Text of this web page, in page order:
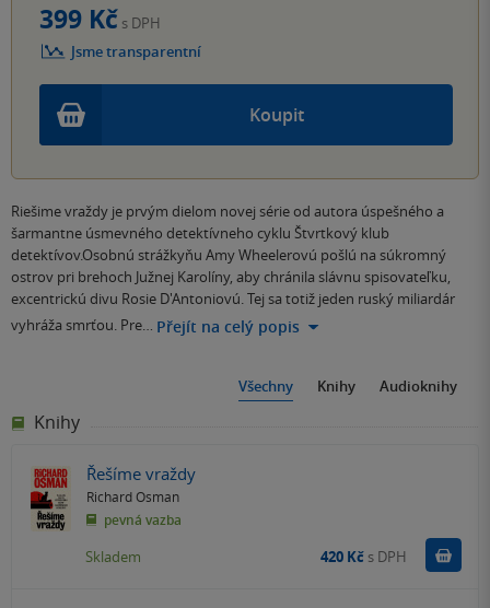
Koupit
399 Kč s DPH
Jsme transparentní
Riešime vraždy je prvým dielom novej série od autora úspešného a
šarmantne úsmevného detektívneho cyklu Štvrtkový klub
detektívov.Osobnú strážkyňu Amy Wheelerovú pošlú na súkromný
ostrov pri brehoch Južnej Karolíny, aby chránila slávnu spisovateľku,
excentrickú divu Rosie D'Antoniovú. Tej sa totiž jeden ruský miliardár
vyhráža smrťou. Pre… Přejít na celý popis
Všechny Knihy Audioknihy
Knihy
Řešíme vraždy
Richard Osman
pevná vazba
Skladem 420 Kč s DPH